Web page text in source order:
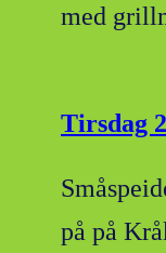
med
Tirsdag
på på